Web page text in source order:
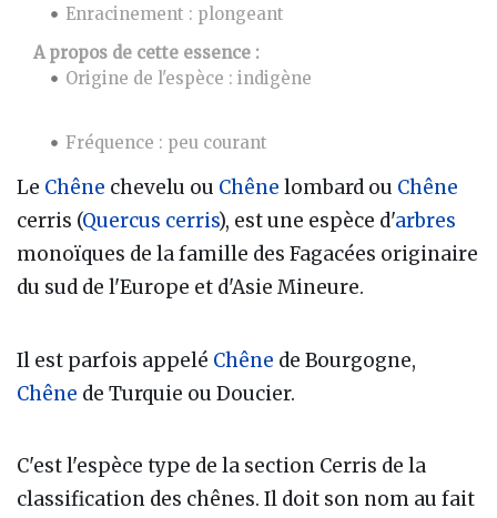
Enracinement : plongeant
A propos de cette essence :
Origine de l'espèce : indigène
Fréquence : peu courant
Le Chêne chevelu ou Chêne lombard ou Chêne
cerris (Quercus cerris), est une espèce d'arbres
monoïques de la famille des Fagacées originaire
du sud de l'Europe et d'Asie Mineure.
Il est parfois appelé Chêne de Bourgogne,
Chêne de Turquie ou Doucier.
C'est l'espèce type de la section Cerris de la
classification des chênes. Il doit son nom au fait